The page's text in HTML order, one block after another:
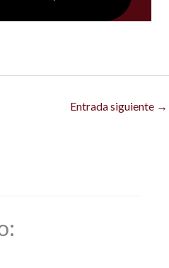
Entrada siguiente →